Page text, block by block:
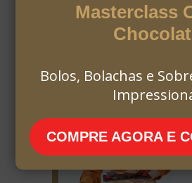
Masterclass
Bolos, Bolachas e
COMPRE AGORA E